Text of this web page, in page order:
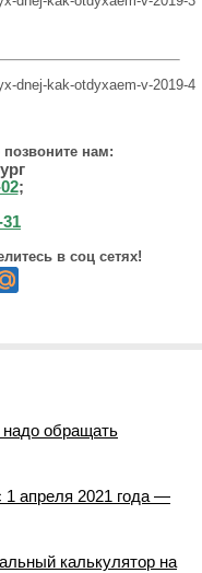
нам:
;
31
в соц сетях!
обращать
1 апреля 2021 года —
калькулятор на